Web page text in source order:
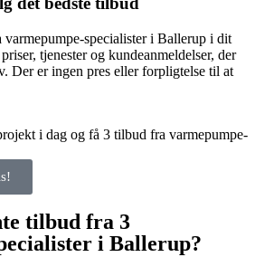
varmepumpe-specialister i Ballerup i dit
tjenester og kundeanmeldelser, der
Der er ingen pres eller forpligtelse til at
i dag og få 3 tilbud fra varmepumpe-
tilbud fra 3
i Ballerup?